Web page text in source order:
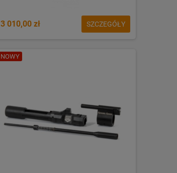
3 010,00 zł SZCZEGÓŁY
NOWY